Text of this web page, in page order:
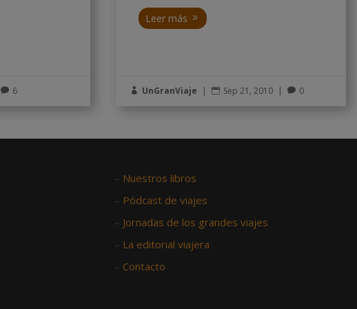
 6
Leer más
 UnGranViaje |  Sep 21, 2010 |  0
– Nuestros libros
– Pódcast de viajes
– Jornadas de los grandes viajes
– La editorial viajera
– Contacto